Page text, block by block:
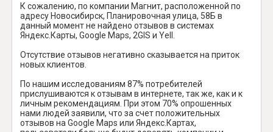
К сожалению, по компании Магнит, расположенной по
адресу Новосибирск, Планировочная улица, 58Б в
данный момент не найдено отзывов в системах
Яндекс.Карты, Google Maps, 2GIS и Yell.
Отсутствие отзывов негативно сказывается на приток
новых клиентов.
По нашим исследованиям 87% потребителей
прислушиваются к отзывам в интернете, так же, как и к
личным рекомендациям. При этом 70% опрошенных
нами людей заявили, что за счет положительных
отзывов на Google Maps или Яндекс.Картах,